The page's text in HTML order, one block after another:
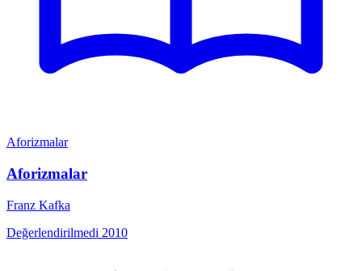
Aforizmalar
Aforizmalar
Franz Kafka
Değerlendirilmedi 2010